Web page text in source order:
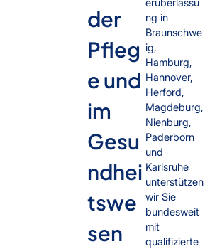
der
Pfleg
e und
im
Gesu
ndhei
tswe
sen
erüberlassu
ng in
Braunschwe
ig,
Hamburg,
Hannover,
Herford,
Magdeburg,
Nienburg,
Paderborn
und
Karlsruhe
unterstützen
wir Sie
bundesweit
mit
qualifizierte